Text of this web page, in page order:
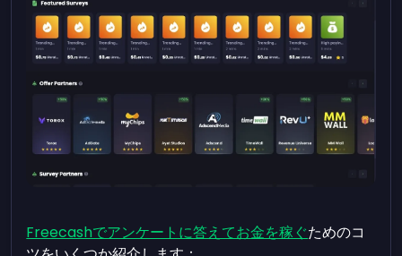
Freecashでアンケートに答えてお金を稼ぐためのコ